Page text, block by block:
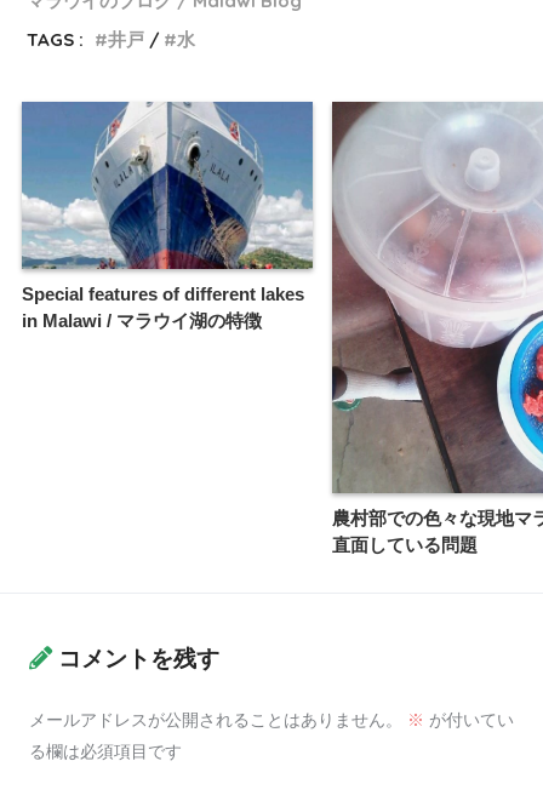
TAGS :
井戸 水
Special features of different lakes
in Malawi / マラウイ湖の特徴
農村部での色々な現地マ
直面している問題
コメントを残す
メールアドレスが公開されることはありません。 ※ が付いてい
る欄は必須項目です